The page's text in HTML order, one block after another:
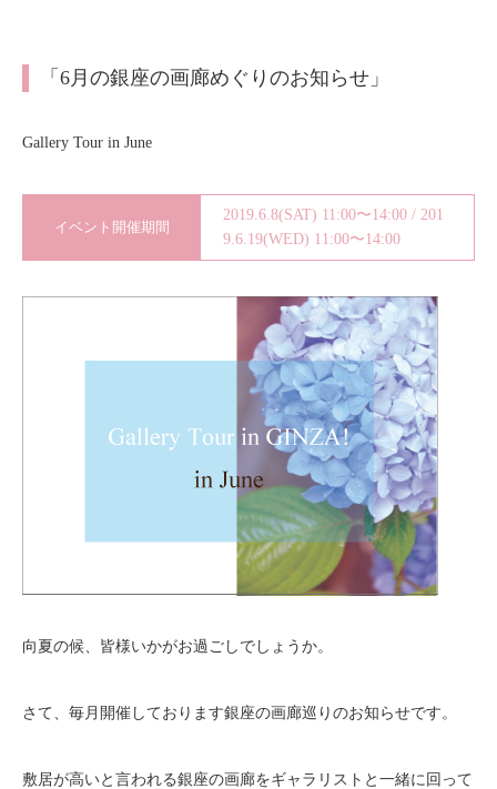
About
Blog
「6月の銀座の画廊めぐりのお知らせ」
Gallery Tour in June
イベント開催期間
2019.6.8(SAT) 11:00〜14:00 / 201
9.6.19(WED) 11:00〜14:00
向夏の候、皆様いかがお過ごしでしょうか。
さて、毎月開催しております銀座の画廊巡りのお知らせです。
敷居が高いと言われる銀座の画廊をギャラリストと一緒に回って